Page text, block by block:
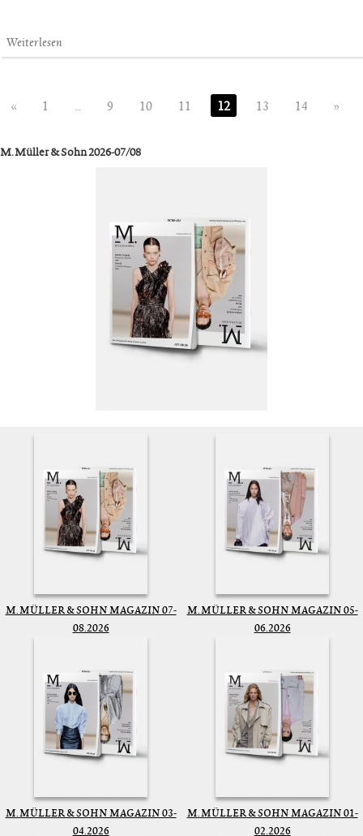
Weiterlesen
« 1 … 9 10 11 12 13 14 »
M. Müller & Sohn 2026-07/08
M. MÜLLER & SOHN MAGAZIN 07-
08.2026
M. MÜLLER & SOHN MAGAZIN 05-
06.2026
M. MÜLLER & SOHN MAGAZIN 03-
04.2026
M. MÜLLER & SOHN MAGAZIN 01-
02.2026